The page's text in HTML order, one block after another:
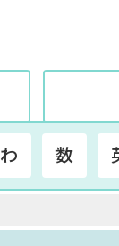
わ 数